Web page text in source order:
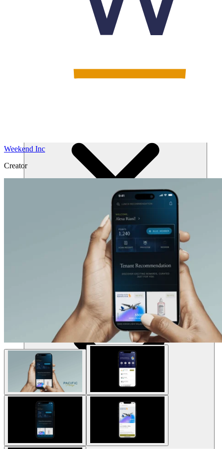
Ressources
Weekend Inc
Creator